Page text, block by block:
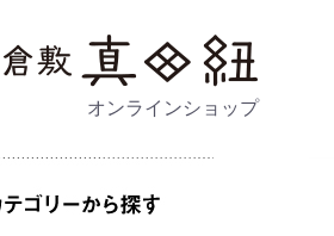
オンラインショップ